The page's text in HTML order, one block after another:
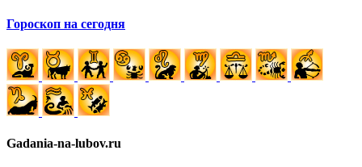
Гороскоп на сегодня
Gadania-na-lubov.ru